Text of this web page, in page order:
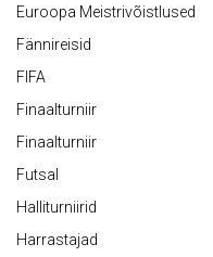
Euroopa Meistrivõistlused
Fännireisid
FIFA
Finaalturniir
Finaalturniir
Futsal
Halliturniirid
Harrastajad